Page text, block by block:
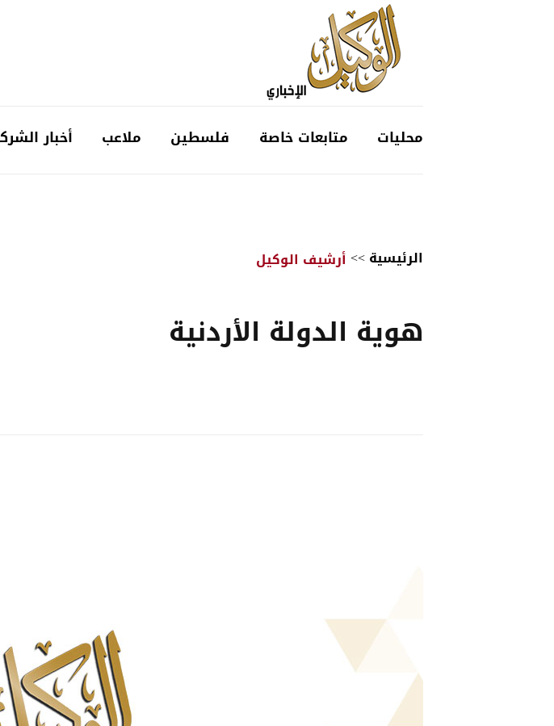
محليات متابعات خاصة فلسطين ملاعب أخبار
الرئيسية>>أرشيف الوكيل
هوية الدولة الأردنية